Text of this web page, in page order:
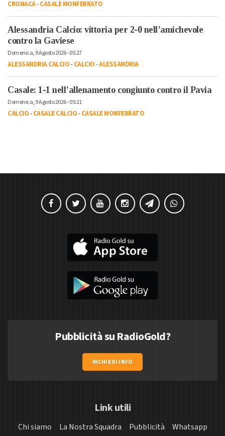
CRONACA-CASALE MONFERRATO
Alessandria Calcio: vittoria per 2-0 nell’amichevole
contro la Gaviese
Domenica, 9 Agosto 2026 - 05:27
ALESSANDRIA CALCIO-CALCIO-ALESSANDRIA
Casale: 1-1 nell’allenamento congiunto contro il Pavia
Domenica, 9 Agosto 2026 - 05:21
CALCIO-CASALE CALCIO-CASALE MONFERRATO
Pubblicità su RadioGold?
RICHIEDI INFO
Link utili
Chi siamo La Nostra Squadra Pubblicità
Whatsapp